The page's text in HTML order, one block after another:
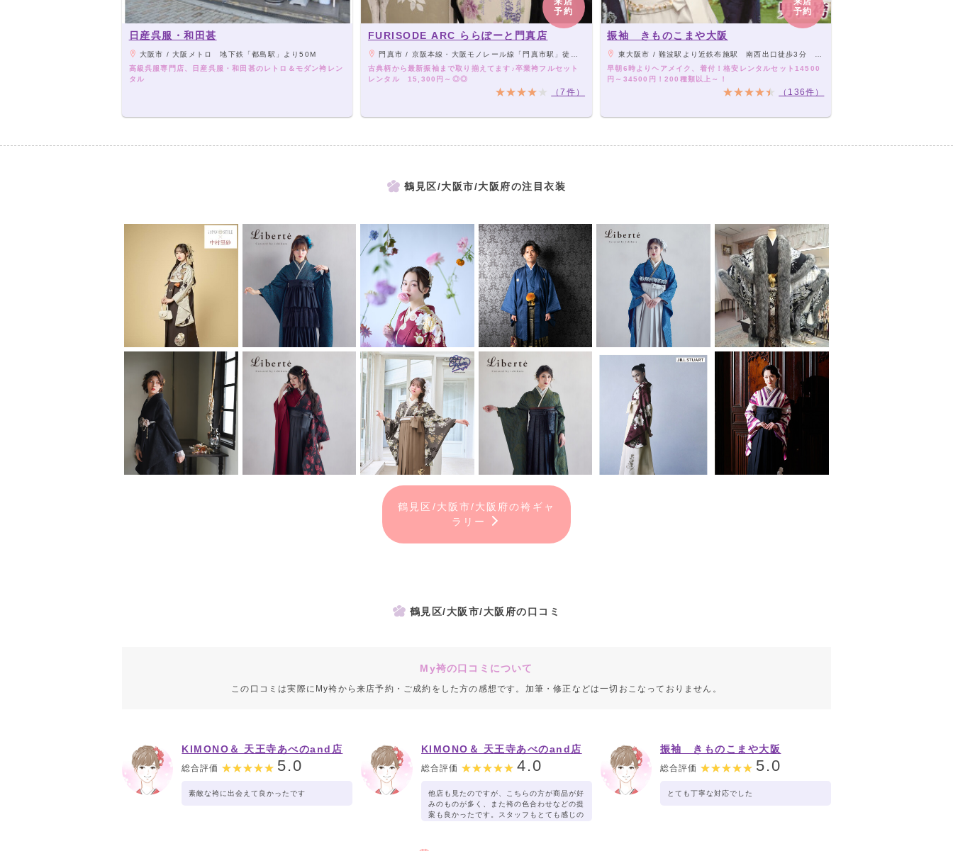
日産呉服・和田甚
大阪市 / 大阪メトロ 地下鉄「都島駅」より50M
高級呉服専門店、日産呉服・和田甚のレトロ＆モダン袴レン
タル
予約
FURISODE ARC ららぽーと門真店
門真市 / 京阪本線・大阪モノレール線「門真市駅」徒歩約8分 近畿自動車道「門真IC」から約0.5km
古典柄から最新振袖まで取り揃えてます♪卒業袴フルセット
レンタル 15,300円～◎◎
（7件）
予約
振袖 きものこまや大阪
東大阪市 / 難波駅より近鉄布施駅 南西出口徒歩3分 アーケード商店街角から2店目 当店前に駐車スペース有り
早朝6時よりヘアメイク、着付！格安レンタルセット14500
円～34500円！200種類以上～！
（136件）
鶴見区/大阪市/大阪府の注目衣装
鶴見区/大阪市/大阪府の袴ギャ
ラリー
鶴見区/大阪市/大阪府の口コミ
My袴の口コミについて
この口コミは実際にMy袴から来店予約・ご成約をした方の感想です。加筆・修正などは一切おこなっておりません。
KIMONO＆ 天王寺あべのand店
総合評価 5.0
素敵な袴に出会えて良かったです
KIMONO＆ 天王寺あべのand店
総合評価 4.0
他店も見たのですが、こちらの方が商品が好
みのものが多く、また袴の色合わせなどの提
案も良かったです。スタッフもとても感じの
振袖 きものこまや大阪
総合評価 5.0
とても丁寧な対応でした